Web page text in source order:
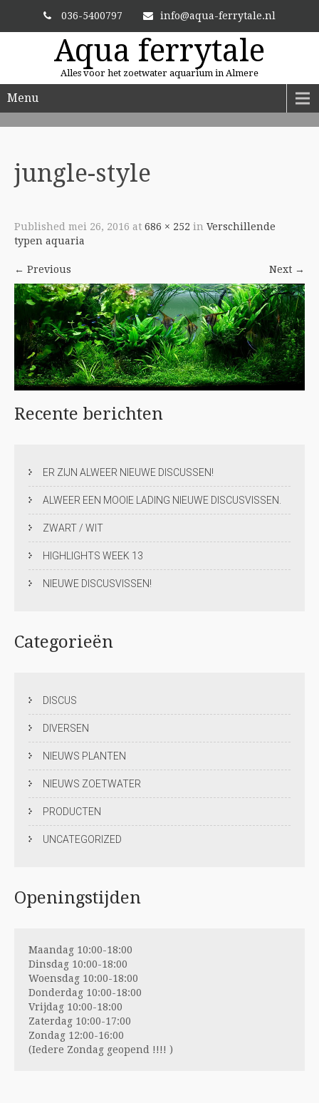
036-5400797 info@aqua-ferrytale.nl
Aqua ferrytale
Alles voor het zoetwater aquarium in Almere
Menu
ALTIJD VERSE PLANTEN
jungle-style
Published mei 26, 2016 at 686 × 252 in Verschillende
typen aquaria
← Previous Next →
Recente berichten
ER ZIJN ALWEER NIEUWE DISCUSSEN!
ALWEER EEN MOOIE LADING NIEUWE DISCUSVISSEN.
ZWART / WIT
HIGHLIGHTS WEEK 13
NIEUWE DISCUSVISSEN!
Categorieën
DISCUS
DIVERSEN
NIEUWS PLANTEN
NIEUWS ZOETWATER
PRODUCTEN
UNCATEGORIZED
Openingstijden
Maandag 10:00-18:00
Dinsdag 10:00-18:00
Woensdag 10:00-18:00
Donderdag 10:00-18:00
Vrijdag 10:00-18:00
Zaterdag 10:00-17:00
Zondag 12:00-16:00
(Iedere Zondag geopend !!!! )